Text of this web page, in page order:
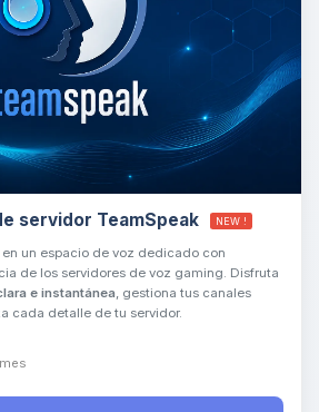
servidor TeamSpeak NEW !
un espacio de voz dedicado con
de los servidores de voz gaming. Disfruta
e instantánea, gestiona tus canales
cada detalle de tu servidor.
fin alguien con quien
Soy Choupy, tu pequeno
y moveré mis
circuitos para ayudarte.